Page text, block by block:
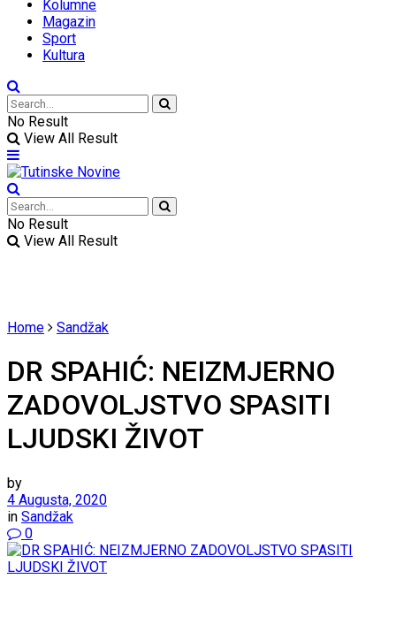
Kolumne
Magazin
Sport
Kultura
No Result
View All Result
No Result
View All Result
Home Sandžak
DR SPAHIĆ: NEIZMJERNO
ZADOVOLJSTVO SPASITI
LJUDSKI ŽIVOT
by
4 Augusta, 2020
in Sandžak
0